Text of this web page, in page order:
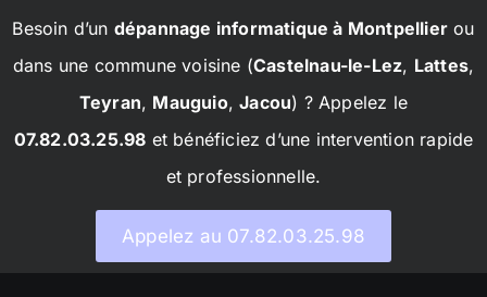
Besoin d’un dépannage informatique à Montpellier ou
dans une commune voisine (Castelnau-le-Lez, Lattes,
Teyran, Mauguio,Jacou) ? Appelez le
07.82.03.25.98 et bénéficiez d’une intervention rapide
et professionnelle.
Appelez au 07.82.03.25.98